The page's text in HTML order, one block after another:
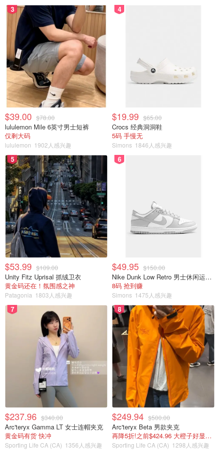
caudalie
我记得以前sephora的clean认证必须是fragrance free的，
我被骗了，现在总算改了。这款美白精华的味道真的太大
了，绝对不可能是fragrance free，我的鼻子告诉我这个
fragrace应该是人工合成那种，我有时候晚上涂半夜会被香
醒。美白效果是有的，祛斑就算了。
第二名🥈
la roche-posay hyula B5
la roche-posay pigmentclar
3
$39.00 $78.00
lululemon Mile 6英寸男士短裤
仅剩大码
lululemon 1902人感兴趣
4
$19.99 $65.00
Crocs 经典洞洞鞋
5码 手慢无
Simons 1846人感兴趣
5
$53.99 $109.00
Unity Fitz Uprisal 抓绒卫衣
黄金码还在！氛围感之神
Patagonia 1803人感兴趣
6
$49.95 $150.00
Nike Dunk Low Retro 男士休闲运动鞋
8码 抢到赚
Simons 1475人感兴趣
7
$237.96 $340.00
Arc'teryx Gamma LT 女士连帽夹克
黄金码有货 快冲
Sporting Life CA (CA) 1356人感兴趣
8
$249.94 $500.00
Arc'teryx Beta 男款夹克
再降5折!之前$424.96 大橙子好显白 蹲补
Sporting Life CA (CA) 1298人感兴趣